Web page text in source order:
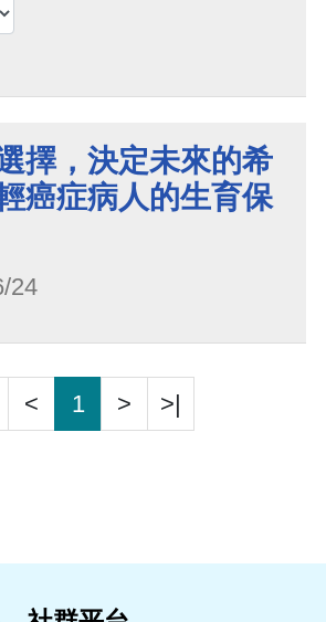
擇，決定未來的希
癌症病人的生育保
24
< 1 > >|